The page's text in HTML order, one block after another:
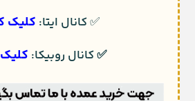
✅کانال ایتا: کلیک
✅کانال روبیکا: